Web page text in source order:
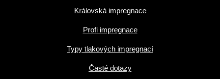
Královská impregnace
Profi impregnace
Typy tlakových impregnací
Časté dotazy